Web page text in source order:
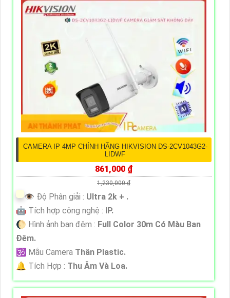
CAMERA IP 4MP CHÍNH HÃNG HIKVISION DS-2CV1043G2-
LIDWF
861,000 ₫
1,230,000 ₫
👁 Độ Phân giải : Ultra 2k + .
🤖️ Tích hợp công nghệ : IP.
🌔 Hình ảnh ban đêm : Full Color 30m Có Màu Ban
Ðêm.
🕉️ Mẫu Camera Thân Plastic.
️🔔 Tích Hợp : Thu Âm Và Loa.